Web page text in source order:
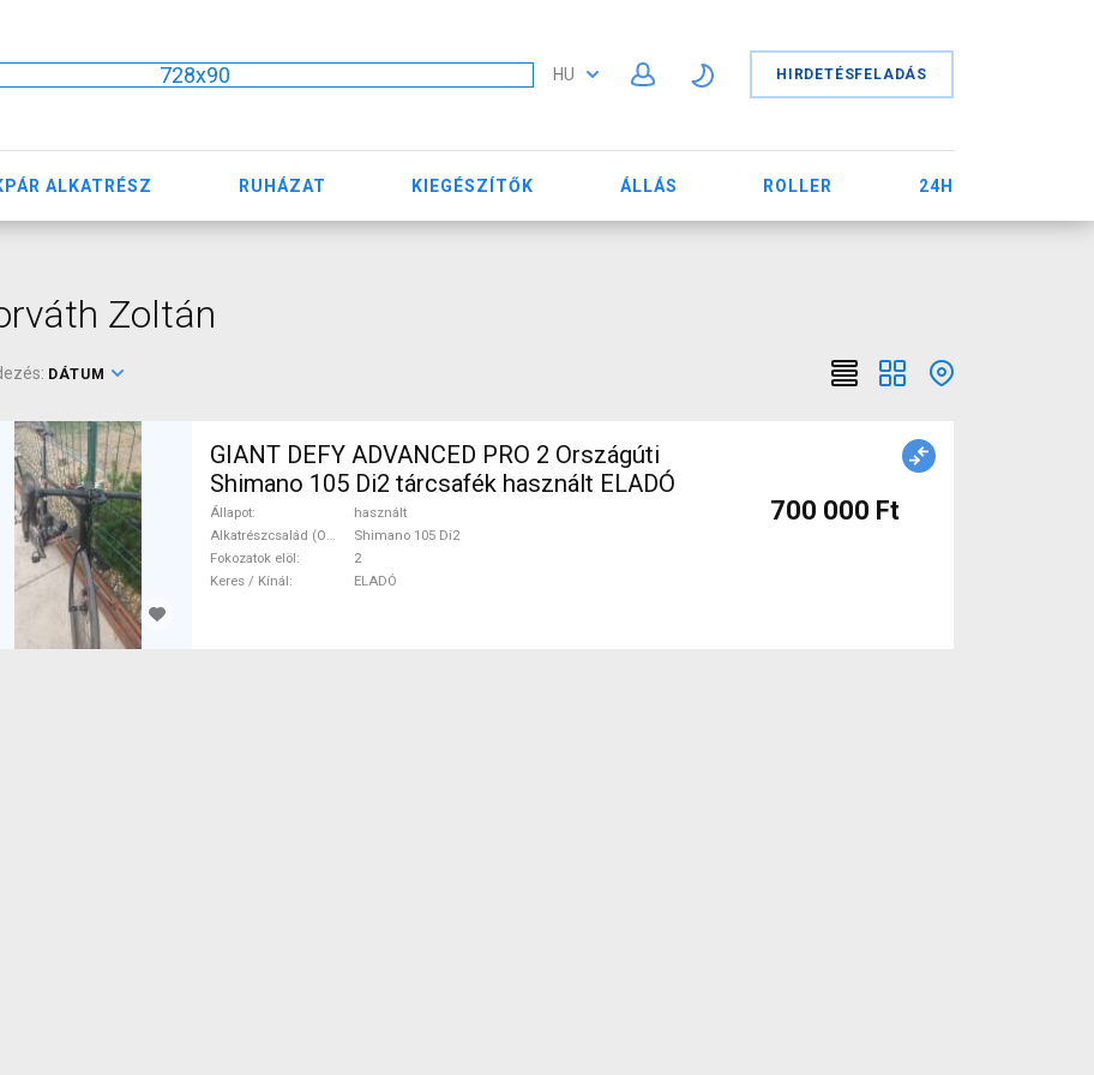
728x90 HU HIRDETÉSFELADÁS
ALKATRÉSZ RUHÁZAT KIEGÉSZÍTŐK ÁLLÁS ROLLER 24H
Zoltán
DÁTUM
GIANT DEFY ADVANCED PRO 2 Országúti
Shimano 105 Di2 tárcsafék használt ELADÓ
Állapot
használt
Alkatrészcsalád (Outi)
Shimano 105 Di2
Fokozatok elöl
2
Keres / Kínál
ELADÓ
700 000 Ft